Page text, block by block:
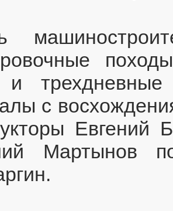
и трехдневные
с
Евгений
Мартынов